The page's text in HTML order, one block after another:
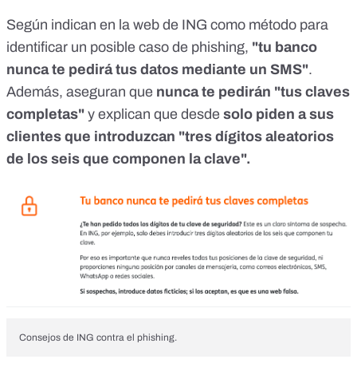
Según indican en la web de ING como método para
identificar un posible caso de phishing, "tu banco
nunca te pedirá tus datos mediante un SMS".
Además, aseguran que nunca te pedirán "tus claves
completas" y explican que desde solo piden a sus
clientes que introduzcan "tres dígitos aleatorios
de los seis que componen la clave".
Consejos de ING contra el phishing.